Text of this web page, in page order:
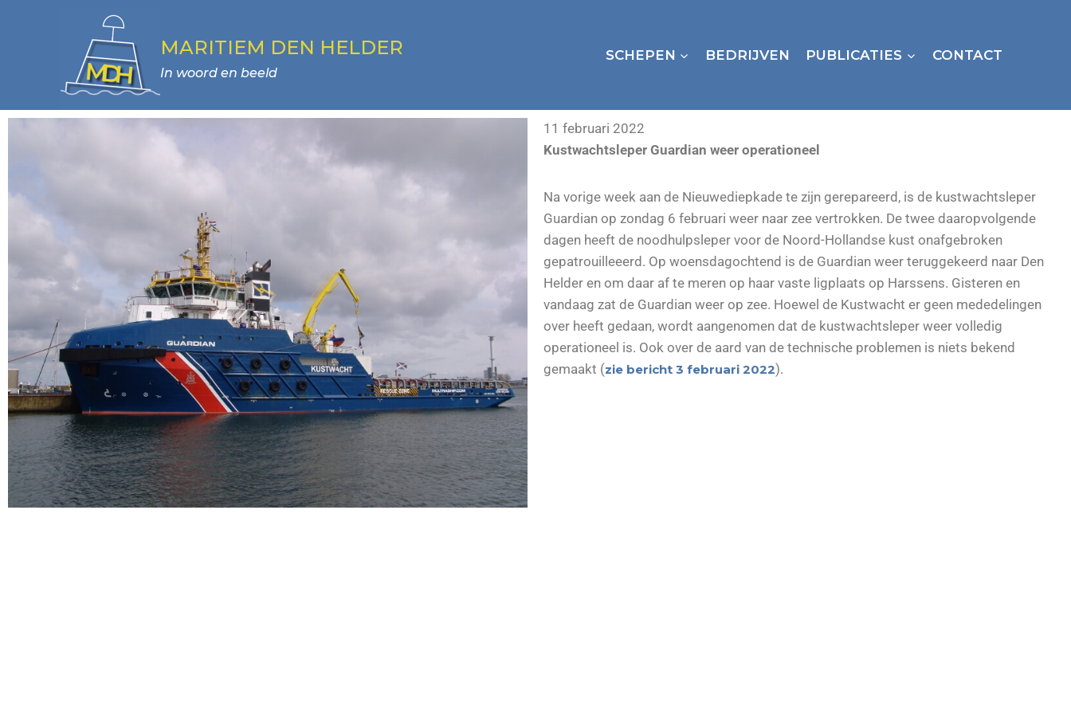
MARITIEM DEN HELDER
In woord en beeld
SCHEPEN BEDRIJVEN PUBLICATIES CONTACT
11 februari 2022
Kustwachtsleper Guardian weer operationeel
Na vorige week aan de Nieuwediepkade te zijn gerepareerd, is de kustwachtsleper
Guardian op zondag 6 februari weer naar zee vertrokken. De twee daaropvolgende
dagen heeft de noodhulpsleper voor de Noord-Hollandse kust onafgebroken
gepatrouilleeerd. Op woensdagochtend is de Guardian weer teruggekeerd naar Den
Helder en om daar af te meren op haar vaste ligplaats op Harssens. Gisteren en
vandaag zat de Guardian weer op zee. Hoewel de Kustwacht er geen mededelingen
over heeft gedaan, wordt aangenomen dat de kustwachtsleper weer volledig
operationeel is. Ook over de aard van de technische problemen is niets bekend
gemaakt (zie bericht 3 februari 2022).